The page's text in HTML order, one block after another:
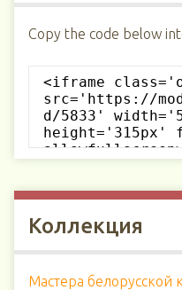
Copy the code below
Коллекция
Мастера белорусской